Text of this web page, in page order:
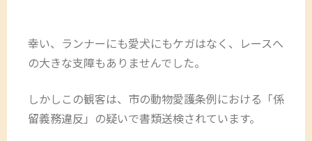
幸い、ランナーにも愛犬にもケガはなく、レースへ
の大きな支障もありませんでした。
しかしこの観客は、市の動物愛護条例における「係
留義務違反」の疑いで書類送検されています。